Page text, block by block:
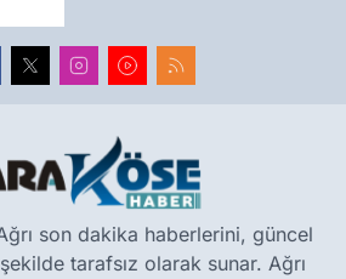
son dakika haberlerini, güncel
tarafsız olarak sunar. Ağrı